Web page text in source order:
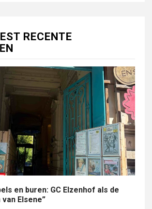
RECENTE
en buren: GC Elzenhof als de
Elsene”